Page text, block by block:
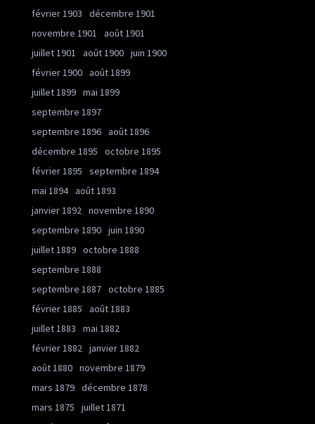
février 1903
décembre 1901
novembre 1901
août 1901
juillet 1901
août 1900 juin 1900
février 1900 août 1899
juillet 1899 mai 1899
septembre 1897
septembre 1896 août 1896
décembre 1895
octobre 1895
février 1895
septembre 1894
mai 1894 août 1893
janvier 1892 novembre 1890
septembre 1890 juin 1890
juillet 1889 octobre 1888
septembre 1888
septembre 1887 octobre 1885
février 1885
août 1883
juillet 1883
mai 1882
février 1882 janvier 1882
août 1880 novembre 1879
mars 1879 décembre 1878
mars 1875
juillet 1871